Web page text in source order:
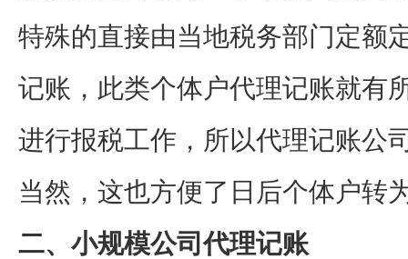
特殊的直接由当地税务部门定额
记账，此类个体户代理记账就有
进行报税工作，所以代理记账公
当然，这也方便了日后个体户转
二、小规模公司代理记账